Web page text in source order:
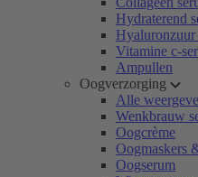
Hydraterend
Hyaluronzuur
Vitamine c-
Ampullen
Oogverzorging
Alle
Wenkbrauw
Oogcrème
Oogmaskers
Oogserum